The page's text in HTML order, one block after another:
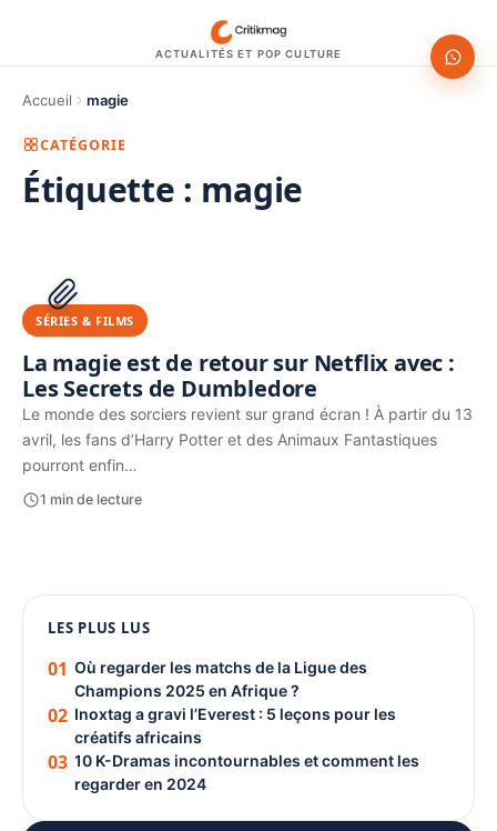
ACTUALITÉS ET POP CULTURE
Accueil magie
CATÉGORIE
Étiquette : magie
PUBLICITÉ
SÉRIES & FILMS
La magie est de retour sur Netflix avec :
Les Secrets de Dumbledore
Le monde des sorciers revient sur grand écran ! À partir du 13
avril, les fans d’Harry Potter et des Animaux Fantastiques
pourront enfin…
1 min de lecture
PUBLICITÉ
LES PLUS LUS
01 Où regarder les matchs de la Ligue des
Champions 2025 en Afrique ?
02 Inoxtag a gravi l’Everest : 5 leçons pour les
créatifs africains
03 10 K-Dramas incontournables et comment les
regarder en 2024